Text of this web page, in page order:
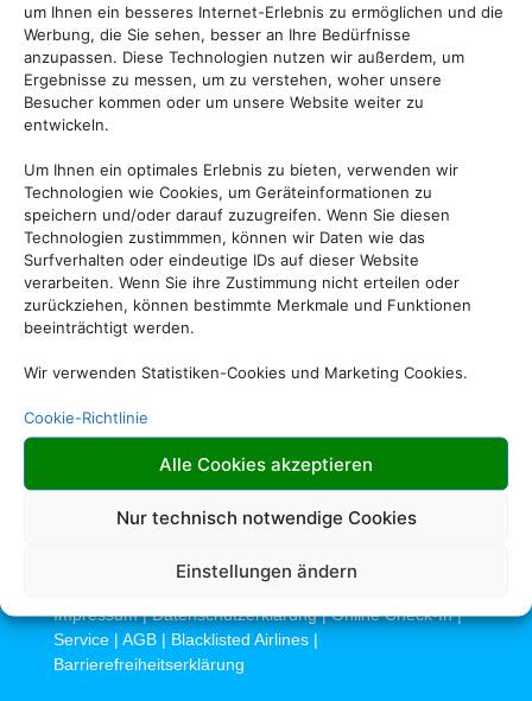
um Ihnen ein besseres Internet-Erlebnis zu ermöglichen und die
Werbung, die Sie sehen, besser an Ihre Bedürfnisse
anzupassen. Diese Technologien nutzen wir außerdem, um
Ergebnisse zu messen, um zu verstehen, woher unsere
Besucher kommen oder um unsere Website weiter zu
entwickeln.
Um Ihnen ein optimales Erlebnis zu bieten, verwenden wir
Technologien wie Cookies, um Geräteinformationen zu
speichern und/oder darauf zuzugreifen. Wenn Sie diesen
Technologien zustimmmen, können wir Daten wie das
Surfverhalten oder eindeutige IDs auf dieser Website
verarbeiten. Wenn Sie ihre Zustimmung nicht erteilen oder
zurückziehen, können bestimmte Merkmale und Funktionen
beeinträchtigt werden.
Wir verwenden Statistiken-Cookies und Marketing Cookies.
Cookie-Richtlinie
Alle Cookies akzeptieren
Nur technisch notwendige Cookies
Einstellungen ändern
ab 395 €
Impressum|Datenschutzerklärung|Online Check-In|
Service| AGB| Blacklisted Airlines|
Barrierefreiheitserklärung